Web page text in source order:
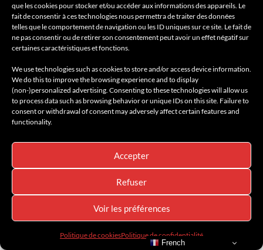
que les cookies pour stocker et/ou accéder aux informations des appareils. Le
fait de consentir à ces technologies nous permettra de traiter des données
telles que le comportement de navigation ou les ID uniques sur ce site. Le fait de
ne pas consentir ou de retirer son consentement peut avoir un effet négatif sur
certaines caractéristiques et fonctions.
We use technologies such as cookies to store and/or access device information.
We do this to improve the browsing experience and to display
(non-)personalized advertising. Consenting to these technologies will allow us
to process data such as browsing behavior or unique IDs on this site. Failure to
consent or withdrawal of consent may adversely affect certain features and
functionality.
Accepter
Refuser
Voir les préférences
Politique de cookiesPolitique de confidentialité
ADDRESS BOOK - Le Guide AMILCAR
AMILCAR MAGAZINE GROUP
AMILCAR MEN'S MAGAZINE
AMILCAR MEN'S SELECTIONS
AMILCAR TRAVEL
ANTALYA
BEAUTÉ & BIEN-ÊTRE
BORD DE MER
DÉCOUVERTE
DENTISTERIE HAUT DE GAMME
ISTANBUL
LONDRES NEWS RESTAURANTS
SANTÉ
TURQUIE
French